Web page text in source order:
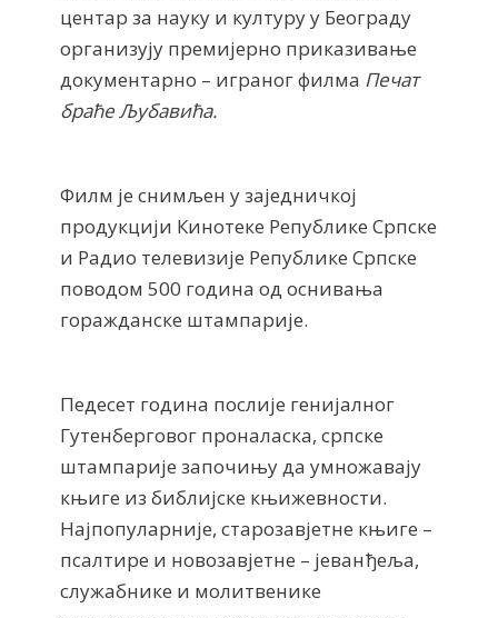
центар за науку и културу у Београду
организују премијерно приказивање
документарно – играног филма Печат
браће Љубавића.
Филм је снимљен у заједничкој
продукцији Кинотеке Републике Српске
и Радио телевизије Републике Српске
поводом 500 година од оснивања
горажданске штампарије.
Педесет година послије генијалног
Гутенберговог проналаска, српске
штампарије започињу да умножавају
књиге из библијске књижевности.
Најпопуларније, старозавјетне књиге –
псалтире и новозавјетне – јеванђеља,
служабнике и молитвенике